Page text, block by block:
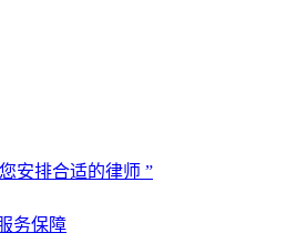
安排合适的律师 ”
务保障